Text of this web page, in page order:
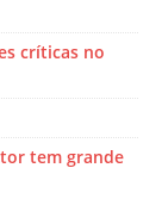
críticas no
tem grande